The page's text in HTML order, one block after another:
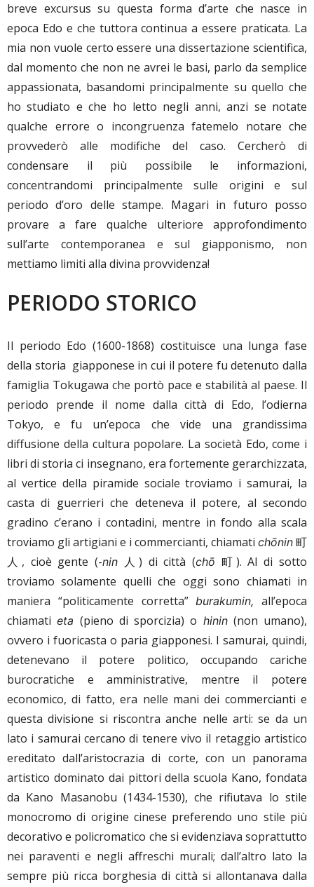
breve excursus su questa forma d’arte che nasce in
epoca Edo e che tuttora continua a essere praticata. La
mia non vuole certo essere una dissertazione scientifica,
dal momento che non ne avrei le basi, parlo da semplice
appassionata, basandomi principalmente su quello che
ho studiato e che ho letto negli anni, anzi se notate
qualche errore o incongruenza fatemelo notare che
provvederò alle modifiche del caso. Cercherò di
condensare il più possibile le informazioni,
concentrandomi principalmente sulle origini e sul
periodo d’oro delle stampe. Magari in futuro posso
provare a fare qualche ulteriore approfondimento
sull’arte contemporanea e sul giapponismo, non
mettiamo limiti alla divina provvidenza!
PERIODO STORICO
Il periodo Edo (1600-1868) costituisce una lunga fase
della storia giapponese in cui il potere fu detenuto dalla
famiglia Tokugawa che portò pace e stabilità al paese. Il
periodo prende il nome dalla città di Edo, l’odierna
Tokyo, e fu un’epoca che vide una grandissima
diffusione della cultura popolare. La società Edo, come i
libri di storia ci insegnano, era fortemente gerarchizzata,
al vertice della piramide sociale troviamo i samurai, la
casta di guerrieri che deteneva il potere, al secondo
gradino c’erano i contadini, mentre in fondo alla scala
troviamo gli artigiani e i commercianti, chiamati chōnin 町
人, cioè gente (-nin 人) di città (chō 町). Al di sotto
troviamo solamente quelli che oggi sono chiamati in
maniera “politicamente corretta”burakumin, all’epoca
chiamatieta (pieno di sporcizia) o hinin(non umano),
ovvero i fuoricasta o paria giapponesi. I samurai, quindi,
detenevano il potere politico, occupando cariche
burocratiche e amministrative, mentre il potere
economico, di fatto, era nelle mani dei commercianti e
questa divisione si riscontra anche nelle arti: se da un
lato i samurai cercano di tenere vivo il retaggio artistico
ereditato dall’aristocrazia di corte, con un panorama
artistico dominato dai pittori della scuola Kano, fondata
da Kano Masanobu (1434-1530), che rifiutava lo stile
monocromo di origine cinese preferendo uno stile più
decorativo e policromatico che si evidenziava soprattutto
nei paraventi e negli affreschi murali; dall’altro lato la
sempre più ricca borghesia di città si allontanava dalla